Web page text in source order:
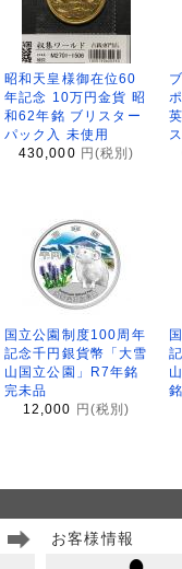
昭和天皇様御在位60
年記念 10万円金貨 昭
和62年銘 ブリスター
パック入 未使用
430,000 円(税別)
国立公園制度100周年
記念千円銀貨幣「大雪
山国立公園」R7年銘
完未品
12,000
円(税別)
お客様情報